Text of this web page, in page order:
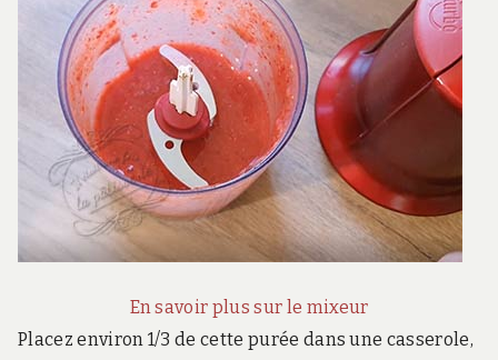
En savoir plus sur le mixeur
Placez environ 1/3 de cette purée dans une casserole,